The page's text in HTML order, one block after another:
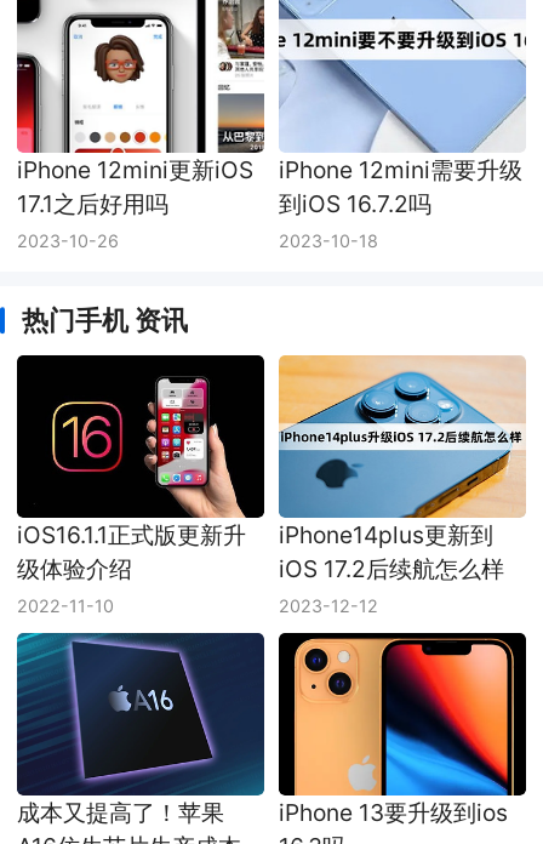
iPhone 12mini更新iOS
17.1之后好用吗
2023-10-26
iPhone 12mini需要升级
到iOS 16.7.2吗
2023-10-18
热门手机 资讯
iOS16.1.1正式版更新升
级体验介绍
2022-11-10
iPhone14plus更新到
iOS 17.2后续航怎么样
2023-12-12
成本又提高了！苹果
iPhone 13要升级到ios